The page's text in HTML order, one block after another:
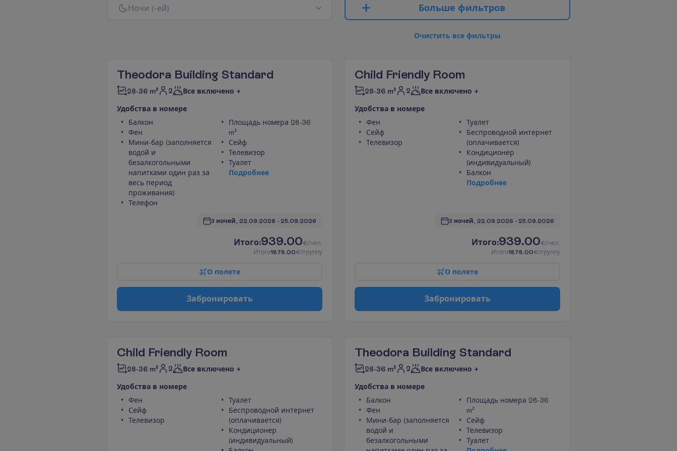
Ночи (-ей) Больше фильтров
Очистить все фильтры
Theodora Building Standard
28-36 m² 2 Все включено +
Удобства в номере
Балкон
Фен
Мини-бар (заполняется
водой и
безалкогольными
напитками один раз за
весь период
проживания)
Телефон
Площадь номера 28-36
m²
Сейф
Телевизор
Туалет
Подробнее
3 ночей, 22.09.2026 - 25.09.2026
Итого:939.00€/чел.
Итого1878.00€/группу
О полете
Забронировать
Child Friendly Room
28-36 m² 2 Все включено +
Удобства в номере
Фен
Сейф
Телевизор
Туалет
Беспроводной интернет
(оплачивается)
Кондиционер
(индивидуальный)
Балкон
Подробнее
3 ночей, 22.09.2026 - 25.09.2026
Итого:939.00€/чел.
Итого1878.00€/группу
О полете
Забронировать
Child Friendly Room
28-36 m² 2 Все включено +
Удобства в номере
Фен
Сейф
Телевизор
Туалет
Беспроводной интернет
(оплачивается)
Кондиционер
(индивидуальный)
Theodora Building Standard
28-36 m² 2 Все включено +
Удобства в номере
Балкон
Фен
Мини-бар (заполняется
водой и
безалкогольными
Площадь номера 28-36
m²
Сейф
Телевизор
Туалет